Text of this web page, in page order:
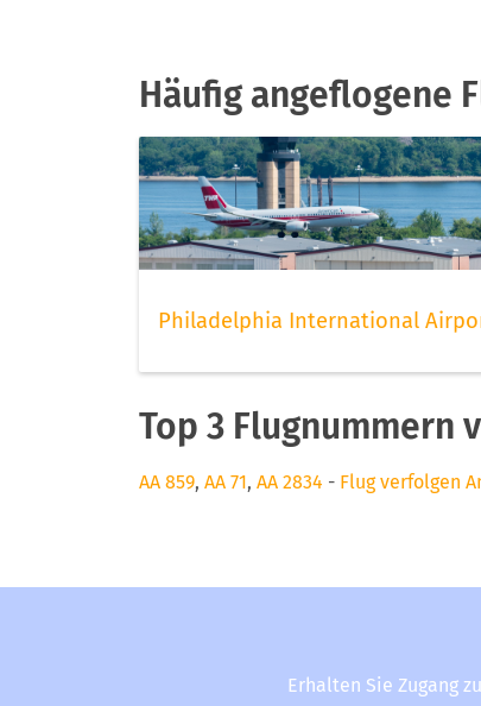
Häufig angeflogene
Philadelphia International
Top 3 Flugnummern
AA 859, AA 71, AA 2834 - Flug verfolgen
Erhalten Sie Zugang